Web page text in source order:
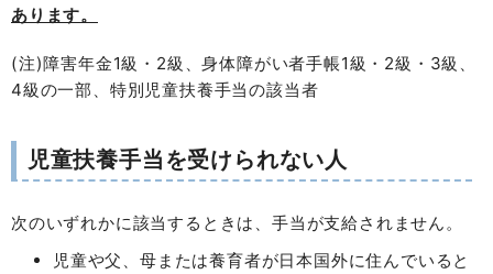
あります。
(注)障害年金1級・2級、身体障がい者手帳1級・2級・3級、
4級の一部、特別児童扶養手当の該当者
児童扶養手当を受けられない人
次のいずれかに該当するときは、手当が支給されません。
児童や父、母または養育者が日本国外に住んでいると